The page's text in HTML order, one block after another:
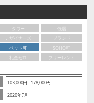
タワー
低層
デザイナーズ
ブランド
ペット可
SOHO可
礼金ゼロ
フリーレント
103,000円 - 178,000円
2020年7月